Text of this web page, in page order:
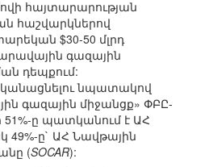
հայտարարության
հաշվարկներով
$30-50 մլրդ
գազային
դեպքում:
նպատակով
գազային միջանցք» ՓԲԸ-
ը պատկանում է ԱՀ
49%-ը` ԱՀ Նավթային
(SOCAR):